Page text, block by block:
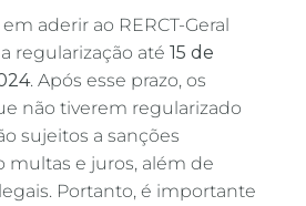
aderir ao RERCT-Geral
regularização até 15 de
. Após esse prazo, os
não tiverem regularizado
sujeitos a sanções
multas e juros, além de
Portanto, é importante